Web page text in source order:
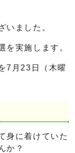
いました。
を実施します。
7月23日（木曜
身に着けていた
か？